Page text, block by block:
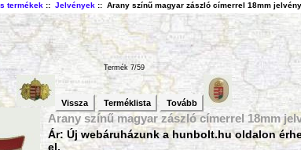
termékek:: Jelvények:: Arany színű magyar zászló címerrel 18mm jelvény
Termék 7/59
Vissza Terméklista Tovább
Arany színű magyar zászló címerrel 18mm
Ár: Új webáruházunk a hunbolt.hu oldalon
el.